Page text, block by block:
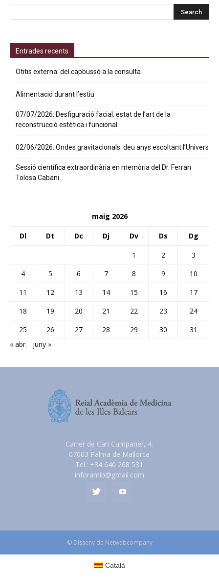
Entrades recents
Otitis externa: del capbussó a la consulta
Alimentació durant l’estiu
07/07/2026: Desfiguració facial: estat de l’art de la
reconstrucció estètica i funcional
02/06/2026: Ondes gravitacionals: deu anys escoltant l’Univers
Sessió científica extraordinària en memòria del Dr. Ferran
Tolosa Cabani
maig 2026
Dl Dt Dc Dj Dv Ds Dg
1 2
3
4
5 6 7 8 9
10
11
12 13 14 15 16
17
18
19 20 21 22 23
24
25
26 27 28 29 30
31
« abr.
juny »
Carrer de Can Campaner, 4.
07003 Palma de Mallorca
Tel.: +34 640 268 531
inforamib@gmail.com
© Disseny de Netwebcompany
Català